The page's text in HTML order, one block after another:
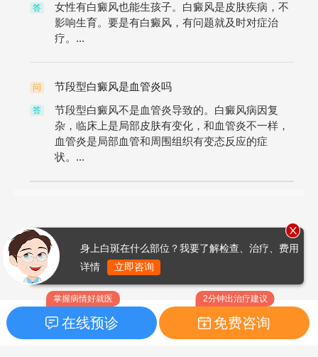
答
女性有白癜风也能生孩子。白癜风是皮肤疾病，不
影响生育。要是有白癜风，有问题就及时对症治
疗。...
问 节段型白癜风是血管炎吗
答
节段型白癜风不是血管炎导致的。白癜风病因复
杂，临床上是局部皮肤有变化，和血管炎不一样，
血管炎是局部血管和周围组织有变态反应的症
状。...
掌握病情好就医
在线预诊
2分钟出治疗建议
免费咨询
身上白斑在什么部位？我要了解检查、治疗、费用
详情
立即咨询